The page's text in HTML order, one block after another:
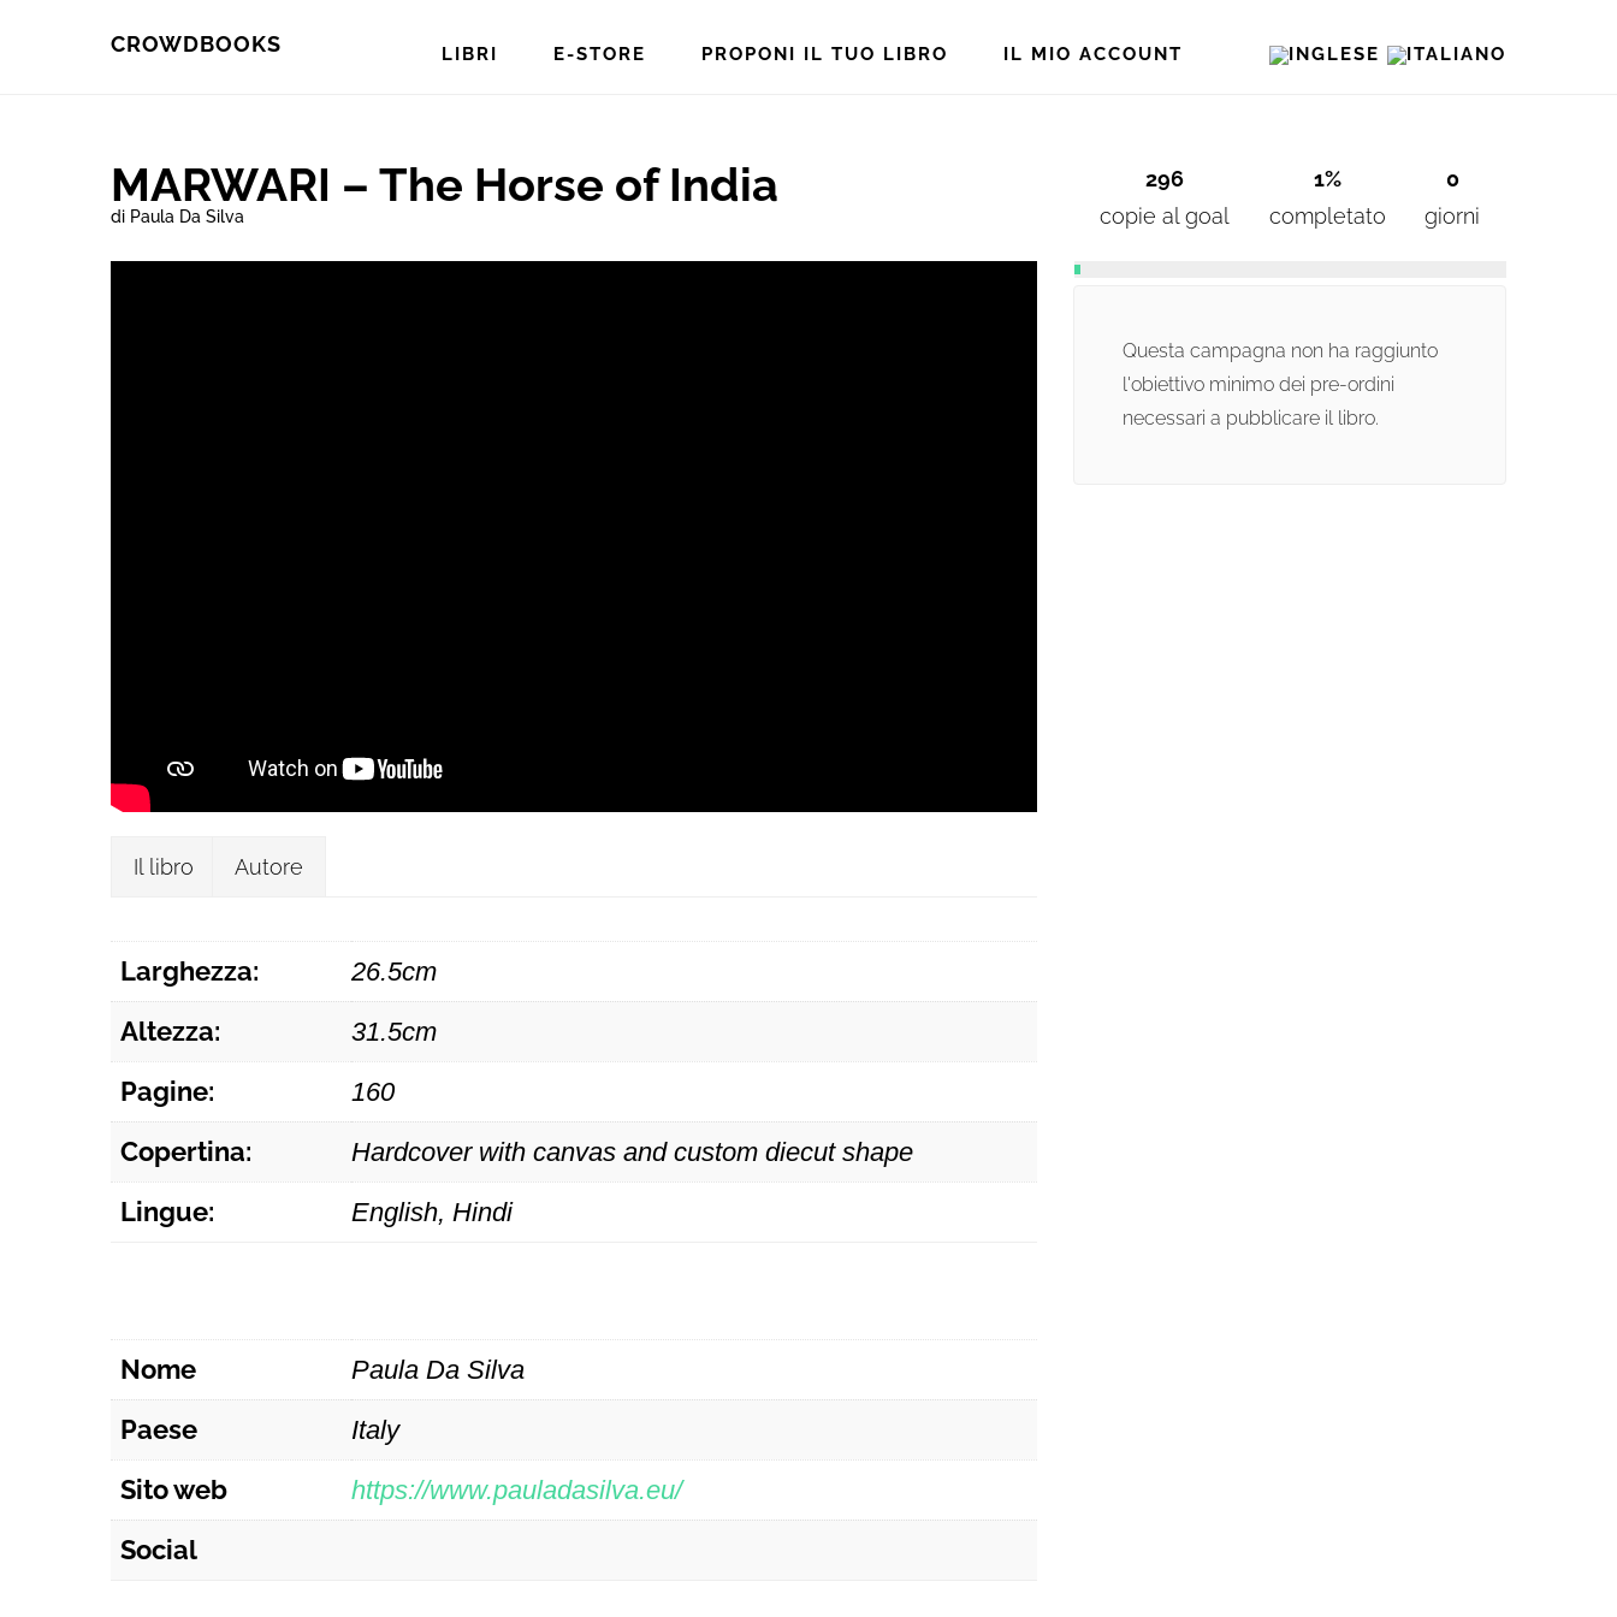
CROWDBOOKS LIBRI E-STORE PROPONI IL TUO LIBRO IL MIO ACCOUNT
MARWARI – The Horse of India
di Paula Da Silva
296
copie al goal
1%
completato
0
giorni
Il libro Autore
Larghezza: 26.5cm
Altezza: 31.5cm
Pagine: 160
Copertina: Hardcover with canvas and custom diecut shape
Lingue: English, Hindi
Nome Paula Da Silva
Paese Italy
Sito web https://www.pauladasilva.eu/
Social
Questa campagna non ha raggiunto
l'obiettivo minimo dei pre-ordini
necessari a pubblicare il libro.